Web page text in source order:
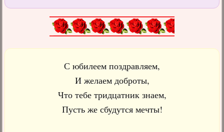
С юбилеем поздравляем,
И желаем доброты,
Что тебе тридцатник знаем,
Пусть же сбудутся мечты!